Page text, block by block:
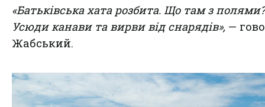
«Батьківська хата розбита. Що там з полями?
Усюди канави та вирви від снарядів», —
Жабський.